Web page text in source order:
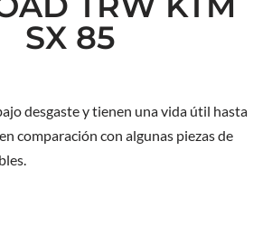
SX 85
desgaste y tienen una vida útil hasta
comparación con algunas piezas de